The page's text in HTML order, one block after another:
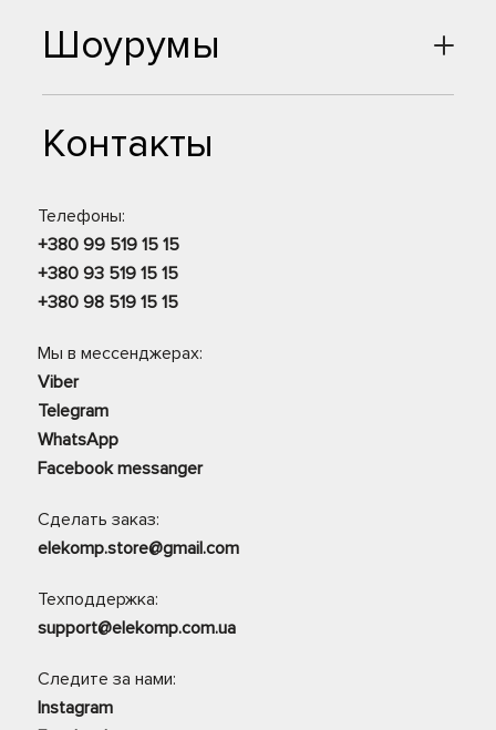
Шоурумы
Контакты
Телефоны:
+380 99 519 15 15
+380 93 519 15 15
+380 98 519 15 15
Мы в мессенджерах:
Viber
Telegram
WhatsApp
Facebook messanger
Сделать заказ:
elekomp.store@gmail.com
Техподдержка:
support@elekomp.com.ua
Следите за нами:
Instagram